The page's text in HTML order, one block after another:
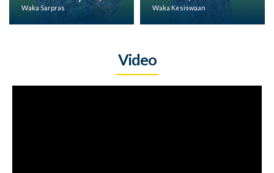
Waka Sarpras Waka Kesiswaan
Video